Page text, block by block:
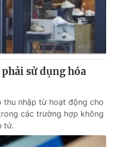
sử dụng hóa
thu nhập từ hoạt động cho
các trường hợp không
tử.